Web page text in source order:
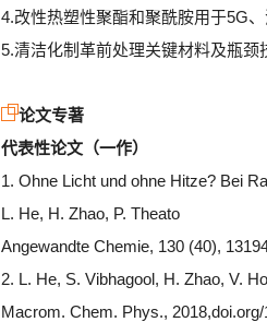
4.改性热塑性聚酯和聚酰胺用于5G
5.清洁化制革前处理关键材料及瓶
论文专著
代表性论文（一作）
1. Ohne Licht und ohne Hitze? Bei
L. He, H. Zhao, P. Theato
Angewandte Chemie, 130 (40),
2. L. He, S. Vibhagool, H. Zhao, V.
Macrom. Chem. Phys.,